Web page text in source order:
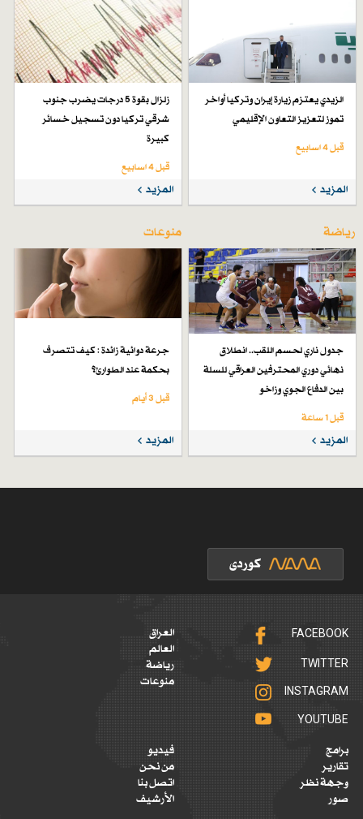
الزيدي يعتزم زيارة إيران وتركيا أواخر
تموز لتعزيز التعاون الإقليمي
قبل 4 اسابیع
المزيد
زلزال بقوة 5 درجات يضرب جنوب
شرقي تركيا دون تسجيل خسائر
كبيرة
قبل 4 اسابیع
المزيد
رياضة
جدول ناري لحسم اللقب.. انطلاق
نهائي دوري المحترفين العراقي للسلة
بين الدفاع الجوي وزاخو
قبل 1 ساعة
المزيد
منوعات
جرعة دوائية زائدة : كيف تتصرف
بحكمة عند الطوارئ؟
قبل 3 أيام
المزيد
FACEBOOK
TWITTER
INSTAGRAM
YOUTUBE
العراق
العالم
رياضة
منوعات
برامج
تقارير
وجهة نظر
صور
فيديو
من نحن
اتصل بنا
الأرشيف